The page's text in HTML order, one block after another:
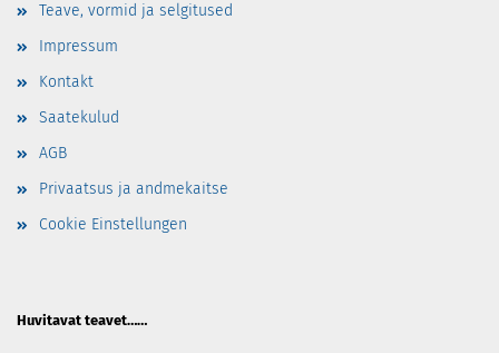
Teave, vormid ja selgitused
Impressum
Kontakt
Saatekulud
AGB
Privaatsus ja andmekaitse
Cookie Einstellungen
Huvitavat teavet……